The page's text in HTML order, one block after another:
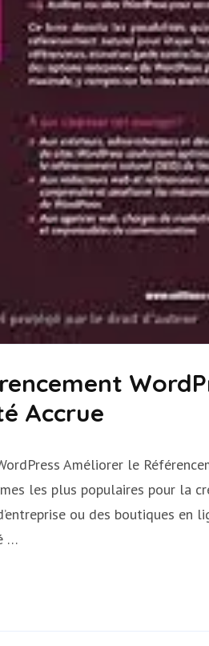
Accrue
Améliorer le
les plus populaires pour la
ou des boutiques en
…